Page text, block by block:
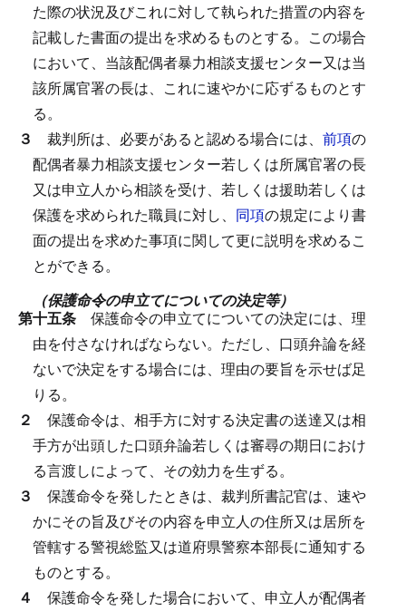
た際の状況及びこれに対して執られた措置の内容を
記載した書面の提出を求めるものとする。 この場合
において、当該配偶者暴力相談支援センター又は当
該所属官署の長は、これに速やかに応ずるものとす
る。
３ 裁判所は、必要があると認める場合には、 前項の
配偶者暴力相談支援センター若しくは所属官署の長
又は申立人から相談を受け、若しくは援助若しくは
保護を求められた職員に対し、 同項の規定により書
面の提出を求めた事項に関して更に説明を求めるこ
とができる。
（保護命令の申立てについての決定等）
第十五条 保護命令の申立てについての決定には、理
由を付さなければならない。 ただし、口頭弁論を経
ないで決定をする場合には、理由の要旨を示せば足
りる。
２ 保護命令は、相手方に対する決定書の送達又は相
手方が出頭した口頭弁論若しくは審尋の期日におけ
る言渡しによって、その効力を生ずる。
３ 保護命令を発したときは、裁判所書記官は、速や
かにその旨及びその内容を申立人の住所又は居所を
管轄する警視総監又は道府県警察本部長に通知する
ものとする。
４ 保護命令を発した場合において、申立人が配偶者